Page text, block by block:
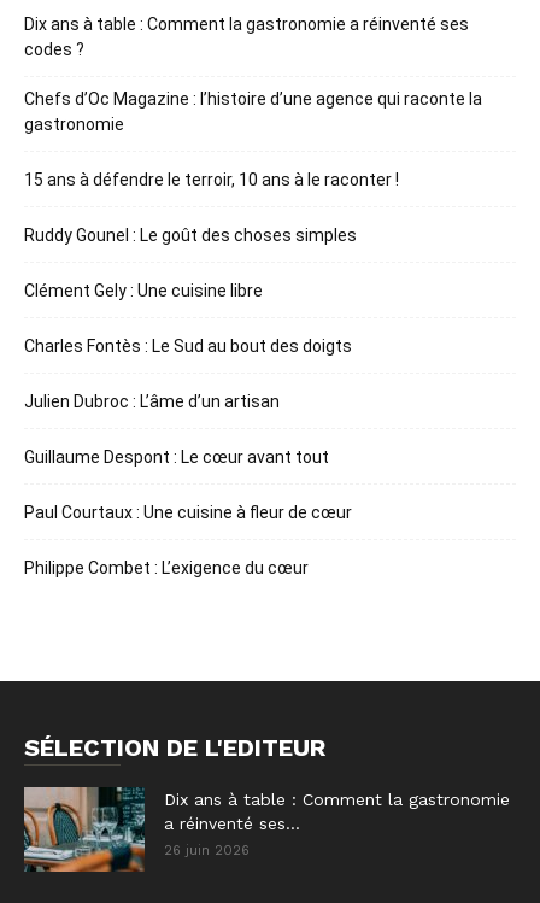
Dix ans à table : Comment la gastronomie a réinventé ses
codes ?
Chefs d’Oc Magazine : l’histoire d’une agence qui raconte la
gastronomie
15 ans à défendre le terroir, 10 ans à le raconter !
Ruddy Gounel : Le goût des choses simples
Clément Gely : Une cuisine libre
Charles Fontès : Le Sud au bout des doigts
Julien Dubroc : L’âme d’un artisan
Guillaume Despont : Le cœur avant tout
Paul Courtaux : Une cuisine à fleur de cœur
Philippe Combet : L’exigence du cœur
SÉLECTION DE L'EDITEUR
Dix ans à table : Comment la gastronomie
a réinventé ses...
26 juin 2026